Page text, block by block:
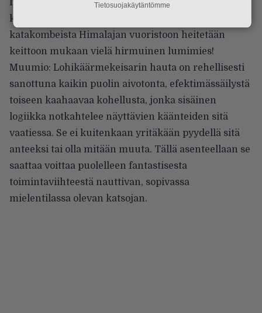
kaikki: toiminnan siirryttyä kiinalaisista
katakombeista Himalajan vuoristoon heitetään
keittoon mukaan vielä hirmuinen lumimies!
Muumio: Lohikäärmekeisarin hauta on rehellisesti
sanottuna kaikin puolin aivotonta, efektimässäilystä
toiseen kaahaavaa kohellusta, jonka sisäinen
logiikka notkahtelee näyttävien käänteiden sitä
vaatiessa. Se ei kuitenkaan yritäkään pyydellä sitä
anteeksi tai olla mitään muuta. Tällä asenteellaan se
saattaa voittaa puolelleen fantastisesta
toimintaviihteestä nauttivan, sopivassa
mielentilassa olevan katsojan.
Tietosuojakäytäntömme